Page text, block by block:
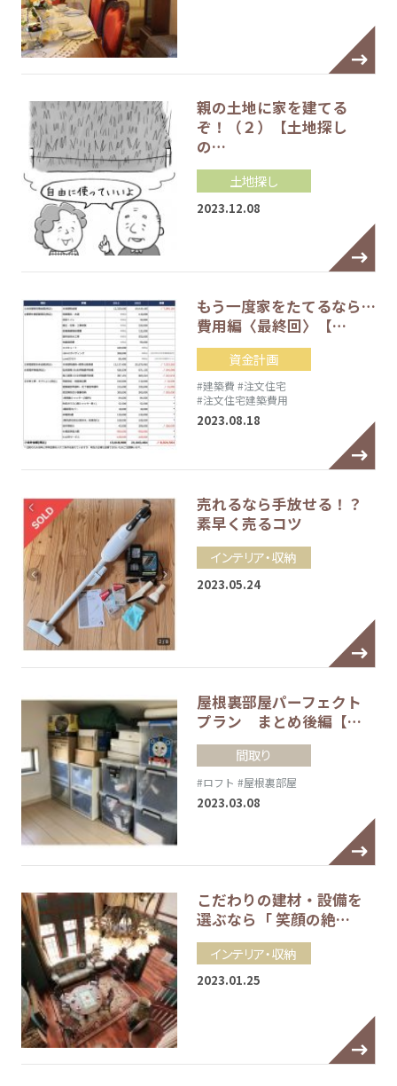
親の土地に家を建てる
ぞ！（２）【土地探し
の…
土地探し
2023.12.08
もう一度家をたてるなら…
費用編〈最終回〉【…
資金計画
#建築費 #注文住宅
#注文住宅建築費用
2023.08.18
売れるなら手放せる！？
素早く売るコツ
インテリア・収納
2023.05.24
屋根裏部屋パーフェクト
プラン まとめ後編【…
間取り
#ロフト #屋根裏部屋
2023.03.08
こだわりの建材・設備を
選ぶなら「 笑顔の絶…
インテリア・収納
2023.01.25